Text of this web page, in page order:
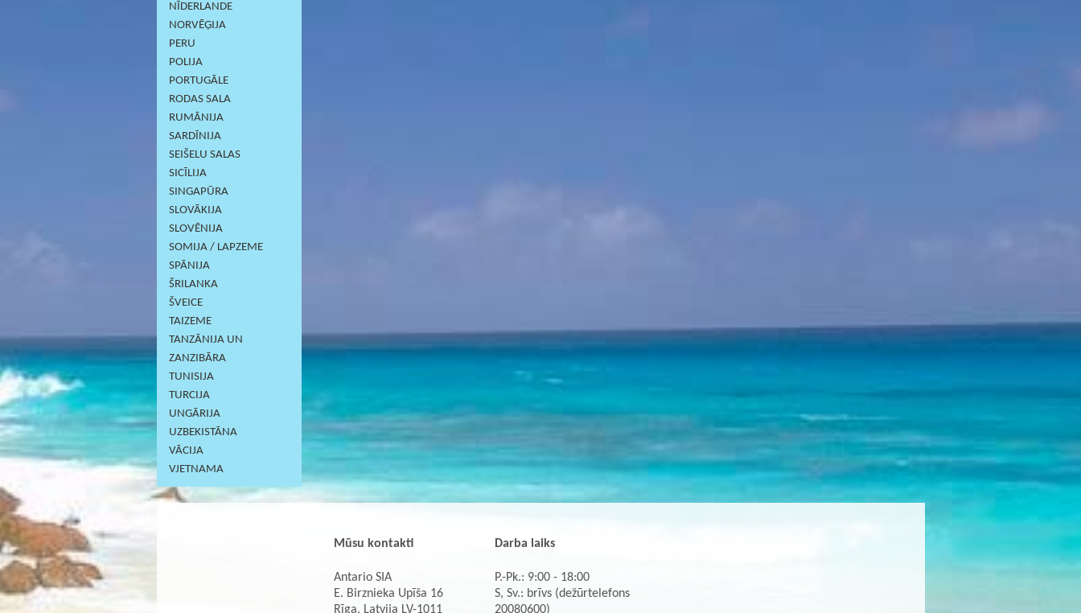
NĪDERLANDE
NORVĒĢIJA
PERU
POLIJA
PORTUGĀLE
RODAS SALA
RUMĀNIJA
SARDĪNIJА
SEIŠELU SALAS
SICĪLIJA
SINGAPŪRA
SLOVĀKIJA
SLOVĒNIJA
SOMIJA / LAPZEME
SPĀNIJA
ŠRILANKA
ŠVEICE
TAIZEME
TANZĀNIJA UN
ZANZIBĀRA
TUNISIJA
TURCIJA
UNGĀRIJA
UZBEKISTĀNA
VĀCIJA
VJETNAMA
Mūsu kontakti
Antario SIA
E. Birznieka Upīša 16
Rīga, Latvija LV-1011
Darba laiks
P.-Pk.: 9:00 - 18:00
S, Sv.: brīvs (dežūrtelefons
20080600)